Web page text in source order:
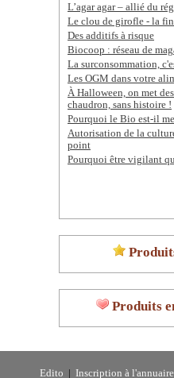
L’agar agar – allié du
Le clou de girofle - la
Des additifs à risque
Biocoop : réseau de
La surconsommation,
Les OGM dans votre
À Halloween, on met
chaudron, sans histoire !
Pourquoi le Bio est-il
Autorisation de la
point
Pourquoi être vigilant
Produits
Edito Inscription à l'annuaire